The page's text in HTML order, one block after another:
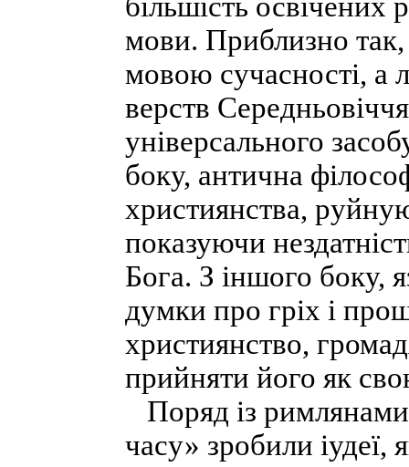
мови. Приблизно так,
мовою сучасності, а
верств
універсального
боку, антична
християнства,
показуючи
Бога. З іншого боку,
думки про гріх і
християнство,
прийняти його як
Поряд із римлянами
часу» зробили іудеї,